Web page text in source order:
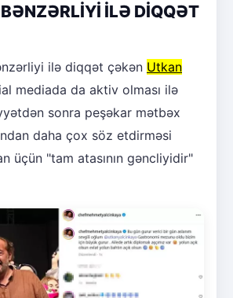
İLƏ DİQQƏT
ilə diqqət çəkən Utkan
mediada da aktiv olması ilə
sonra peşəkar mətbəx
daha çox söz etdirməsi
üçün "tam atasının gəncliyidir"